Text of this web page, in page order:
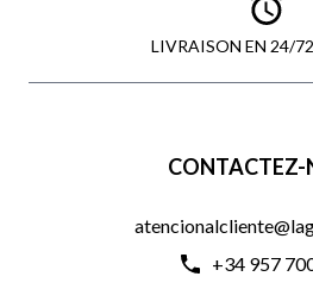
LIVRAISON EN 24/
CONTACTEZ-
+34 957